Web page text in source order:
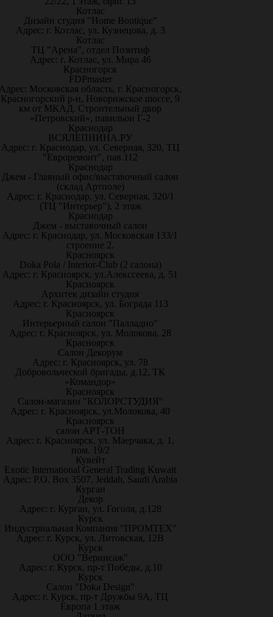
Котлас
Дизайн студия "Home Boutique"
Адрес: г. Котлас, ул. Кузнецова, д. 3
Котлас
ТЦ "Арена", отдел Позитиф
Адрес: г. Котлас, ул. Мира 46
Красногорск
FDPmaster
Московская область, г. Красногорск,
Красногорский р-н, Новорижское шоссе, 9
км от МКАД. Строительный двор
«Петровский», павильон Г-2
Краснодар
ВСЯЛЕПНИНА.РУ
Адрес: г. Краснодар, ул. Северная, 320, ТЦ
"Евроремонт", пав.112
Краснодар
Джем - Главный офис/выставочный салон
(склад Артполе)
Адрес: г. Краснодар, ул. Северная, 320/1
(ТЦ "Интерьер"), 2 этаж
Краснодар
Джем - выставочный салон
Адрес: г. Краснодар, ул. Московская 133/1
строение 2.
Красноярск
Doka Pola / Interior-Club (2 салона)
Адрес: г. Красноярск, ул.Алекссеева, д. 51
Красноярск
Архитек дизайн студия
Адрес: г. Красноярск, ул. Бограда 113
Красноярск
Интерьерный салон "Палладио"
Адрес: г. Красноярск, ул. Молокова, 28
Красноярск
Салон Декорум
Адрес: г. Красноярск, ул. 78
Добровольческой бригады, д.12, ТК
«Командор»
Красноярск
Салон-магазин "КОЛОРСТУДИЯ"
Адрес: г. Красноярск, ул.Молокова, 40
Красноярск
салон АРТ-ТОН
Адрес: г. Красноярск, ул. Маерчака, д. 1,
пом. 19/2
Кувейт
Exotic International General Trading Kuwait
Адрес: P.O. Box 3507, Jeddah, Saudi Arabia
Курган
Декор
Адрес: г. Курган, ул. Гоголя, д.128
Курск
Индустриальная Компания "ПРОМТЕХ"
Адрес: г. Курск, ул. Литовская, 12В
Курск
ООО "Вернисаж"
Адрес: г. Курск, пр-т Победы, д.10
Курск
Салон "Doka Design"
Адрес: г. Курск, пр-т Дружбы 9А, ТЦ
Европа 1 этаж